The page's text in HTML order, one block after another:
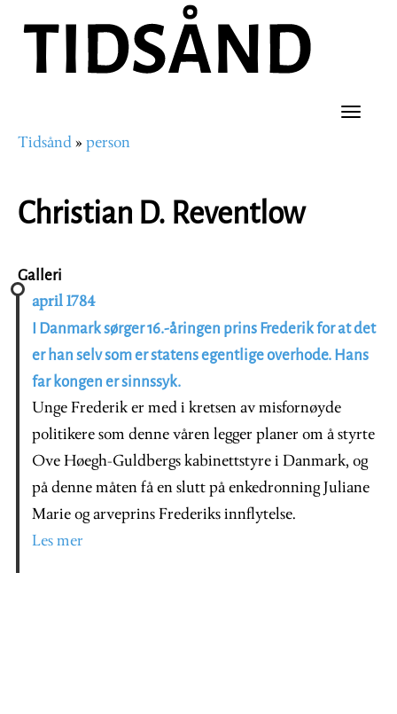
hovedinnhold
Toggle
Navigasjonssti
Tidsånd person
Christian D. Reventlow
Galleri
april 1784
I Danmark sørger 16.-åringen prins Frederik for at det
er han selv som er statens egentlige overhode. Hans
far kongen er sinnssyk.
Unge Frederik er med i kretsen av misfornøyde
politikere som denne våren legger planer om å styrte
Ove Høegh-Guldbergs kabinettstyre i Danmark, og
på denne måten få en slutt på enkedronning Juliane
Marie og arveprins Frederiks innflytelse.
Les mer